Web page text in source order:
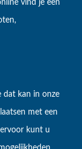
vind je een
dat kan in onze
met een
kunt u